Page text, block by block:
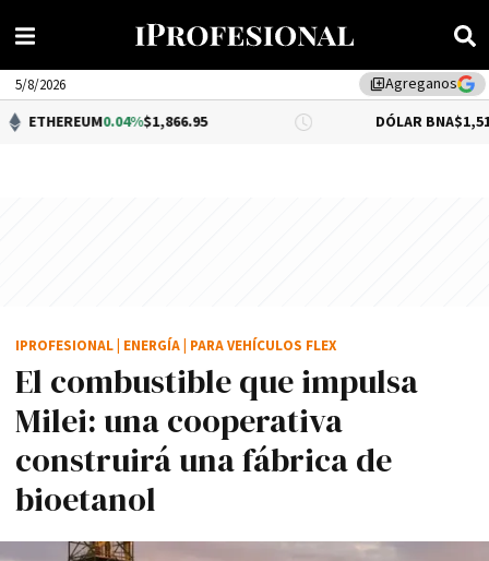
library_addAgreganos
5/8/2026
0.04%$1,866.95 DÓLAR BNA $1,515.00
El combustible que impulsa
Milei: una cooperativa
construirá una fábrica de
bioetanol
IPROFESIONAL ENERGÍA PARA VEHÍCULOS FLEX